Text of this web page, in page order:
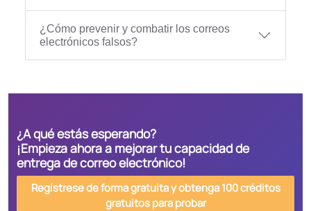
¿Cómo prevenir y combatir los correos
electrónicos falsos?
¿A qué estás esperando?
¡Empieza ahora a mejorar tu capacidad de
entrega de correo electrónico!
Regístrese de forma gratuita y obtenga 100 créditos
gratuitos para probar